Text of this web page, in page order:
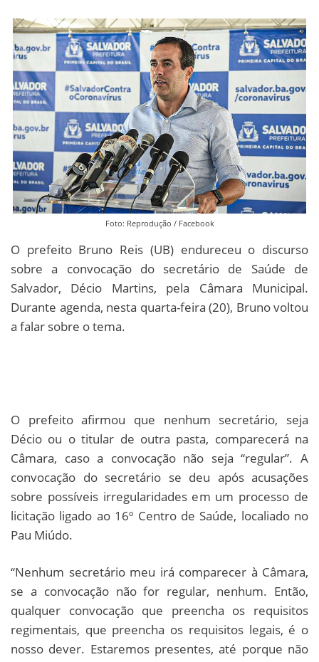
Foto: Reprodução / Facebook
O prefeito Bruno Reis (UB) endureceu o discurso
sobre a convocação do secretário de Saúde de
Salvador, Décio Martins, pela Câmara Municipal.
Durante agenda, nesta quarta-feira (20), Bruno voltou
a falar sobre o tema.
O prefeito afirmou que nenhum secretário, seja
Décio ou o titular de outra pasta, comparecerá na
Câmara, caso a convocação não seja “regular”. A
convocação do secretário se deu após acusações
sobre possíveis irregularidades em um processo de
licitação ligado ao 16º Centro de Saúde, localiado no
Pau Miúdo.
“Nenhum secretário meu irá comparecer à Câmara,
se a convocação não for regular, nenhum. Então,
qualquer convocação que preencha os requisitos
regimentais, que preencha os requisitos legais, é o
nosso dever. Estaremos presentes, até porque não